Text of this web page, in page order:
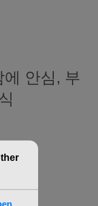
안심, 부